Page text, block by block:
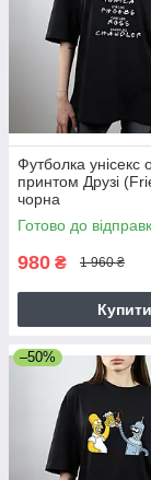
Футболка унісекс
принтом Друзі
чорна
Готово до
980 ₴ 1 960 ₴
Купити
–50%